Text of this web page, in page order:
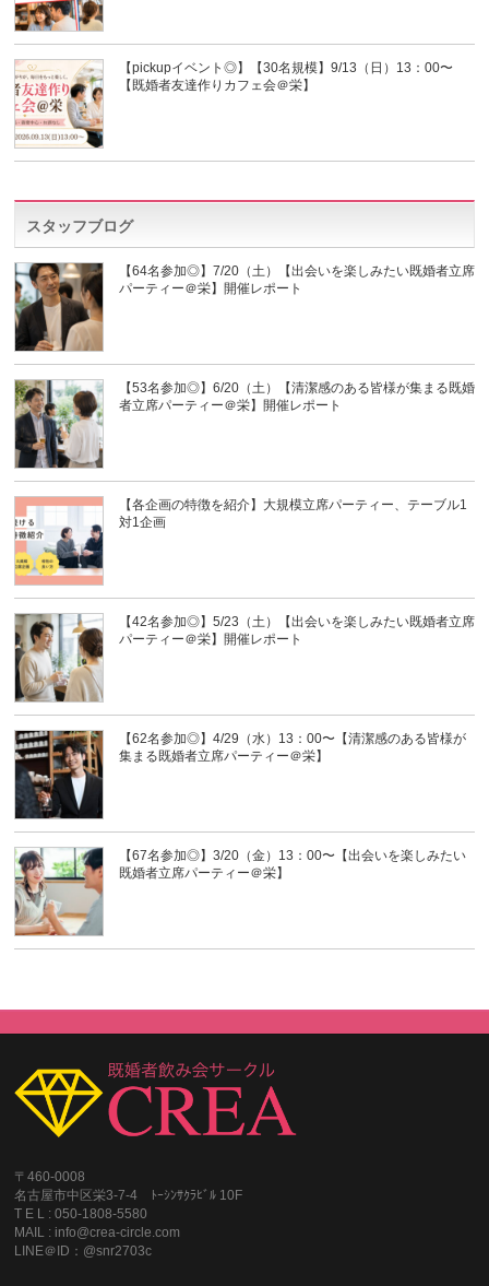
【pickupイベント◎】【30名規模】9/13（日）13：00〜
【既婚者友達作りカフェ会＠栄】
スタッフブログ
【64名参加◎】7/20（土）【出会いを楽しみたい既婚者立席
パーティー＠栄】開催レポート
【53名参加◎】6/20（土）【清潔感のある皆様が集まる既婚
者立席パーティー＠栄】開催レポート
【各企画の特徴を紹介】大規模立席パーティー、テーブル1
対1企画
【42名参加◎】5/23（土）【出会いを楽しみたい既婚者立席
パーティー＠栄】開催レポート
【62名参加◎】4/29（水）13：00〜【清潔感のある皆様が
集まる既婚者立席パーティー＠栄】
【67名参加◎】3/20（金）13：00〜【出会いを楽しみたい
既婚者立席パーティー＠栄】
〒460-0008
名古屋市中区栄3-7-4 ﾄｰｼﾝｻｸﾗﾋﾞﾙ 10F
T E L : 050-1808-5580
MAIL : info@crea-circle.com
LINE＠ID：@snr2703c